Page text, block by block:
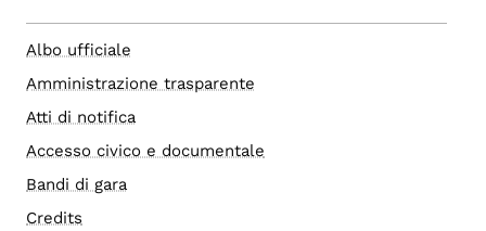
Albo ufficiale
Amministrazione trasparente
Atti di notifica
Accesso civico e documentale
Bandi di gara
Credits